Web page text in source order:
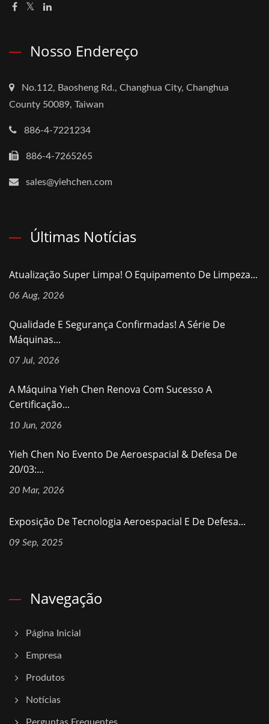
Nosso Endereço
No.112, Baosheng Rd., Changhua City, Changhua
County 50089, Taiwan
886-4-7221234
886-4-7265265
sales@yiehchen.com
Últimas Notícias
Atualização Super Limpa! O Equipamento De Limpeza...
06 Aug, 2026
Qualidade E Segurança Confirmadas! A Série De
Máquinas...
07 Jul, 2026
A Máquina Yieh Chen Renova Com Sucesso A
Certificação...
10 Jun, 2026
Yieh Chen No Evento De Aeroespacial & Defesa De
20/03:...
20 Mar, 2026
Exposição De Tecnologia Aeroespacial E De Defesa...
09 Sep, 2025
Navegação
Página Inicial
Empresa
Produtos
Notícias
Perguntas Frequentes